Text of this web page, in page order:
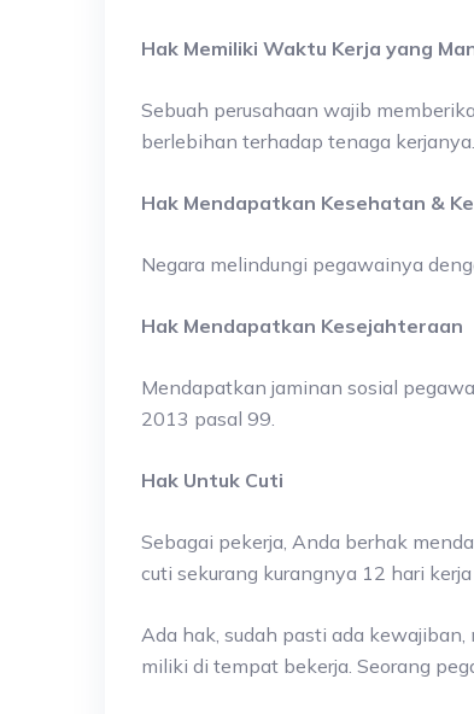
Hak Memiliki Waktu Kerja yang
Sebuah perusahaan wajib
berlebihan terhadap tenaga kerjanya.
Hak Mendapatkan Kesehatan &
Negara melindungi pegawainya
Hak Mendapatkan Kesejahteraan
Mendapatkan jaminan sosial
2013 pasal 99.
Hak Untuk Cuti
Sebagai pekerja, Anda berhak
cuti sekurang kurangnya 12 hari
Ada hak, sudah pasti ada
miliki di tempat bekerja. Seorang